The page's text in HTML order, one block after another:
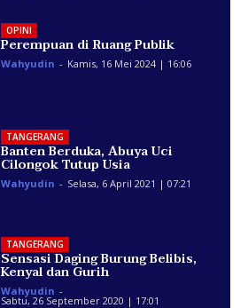
OPINI
Perempuan di Ruang Publik
Wahyudin - Kamis, 16 Mei 2024 | 16:06
TANGERANG
Banten Berduka, Abuya Uci
Cilongok Tutup Usia
Wahyudin - Selasa, 6 April 2021 | 07:21
TANGERANG
Sensasi Daging Burung Belibis,
Kenyal dan Gurih
Wahyudin -
Sabtu, 26 September 2020 | 17:01